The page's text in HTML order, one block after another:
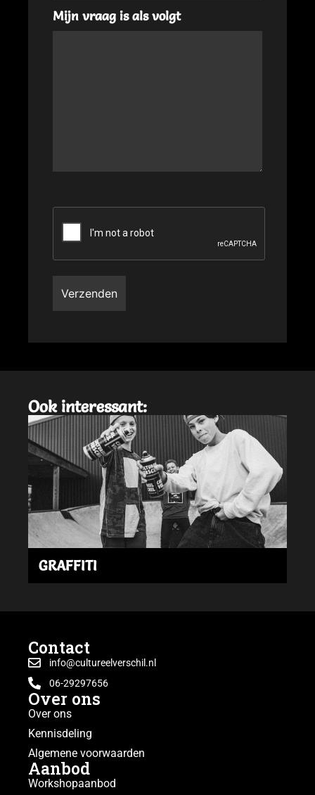
Mijn vraag is als volgt
Ook interessant:
GRAFFITI
Contact
info@cultureelverschil.nl
06-29297656
Over ons
Over ons
Kennisdeling
Algemene voorwaarden
Aanbod
Workshopaanbod